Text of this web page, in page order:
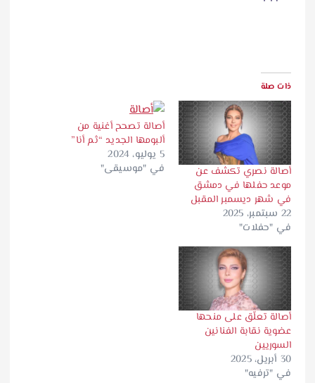
ذات صلة
أصالة نصري تكشف عن
موعد حفلها في دمشق
في شهر ديسمبر المقبل
22 سبتمبر، 2025
في "حفلات"
أصالة تصحح أغنية من
ألبومها الجديد “ثم أنا”
5 يوليو، 2024
في "موسيقى"
أصالة تعلّق على منحها
عضوية نقابة الفنانين
السوريين
30 أبريل، 2025
في "ترفيه"